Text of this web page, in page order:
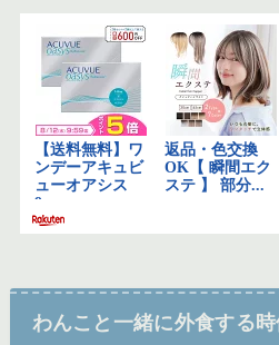
わんこと一緒に外食する